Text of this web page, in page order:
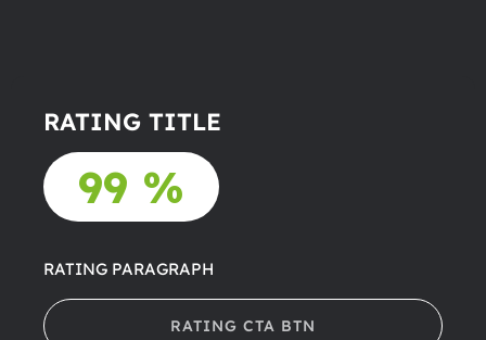
RATING TITLE
99 %
RATING PARAGRAPH
RATING CTA BTN